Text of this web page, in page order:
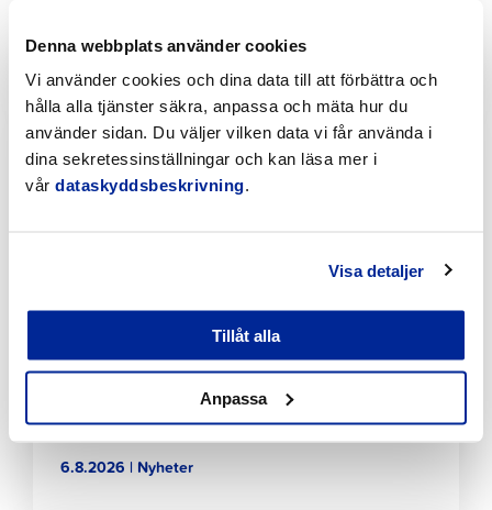
Denna webbplats använder cookies
Vi använder cookies och dina data till att förbättra och
hålla alla tjänster säkra, anpassa och mäta hur du
använder sidan. Du väljer vilken data vi får använda i
dina sekretessinställningar och kan läsa mer i
vår dataskyddsbeskrivning.
Visa detaljer
Tillåt alla
Anpassa
Klicka
för
att
läsa
Tillfälliga trafikarrangemang vid Sikören samt i
korsningen mellan Stationsvägen och
Jakobsgatan
6.8.2026 | Nyheter